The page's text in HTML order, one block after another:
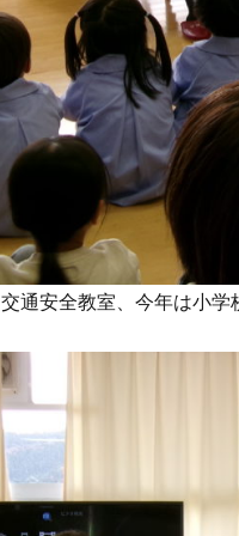
交通安全教室、今年は小学